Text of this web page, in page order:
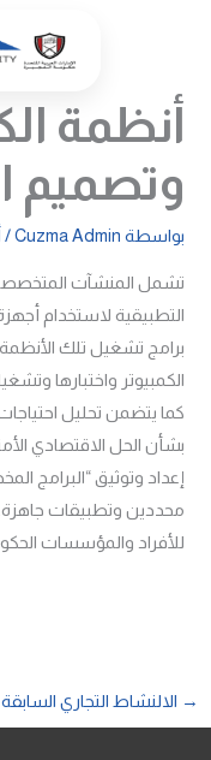
أنظمة
وتصميم
بواسطة Cuzma Admin
/
تشمل المنشآت
التطبيقية لاستخدام
برامج تشغيل تلك
الكمبيوتر واختبارها
كما يتضمن تحليل
بشأن الحل الاقتصادي
إعداد وتوثيق “البرامج
محددين وتطبيقات
للأفراد والمؤسسات
→ الالنشاط التجاري السابقة